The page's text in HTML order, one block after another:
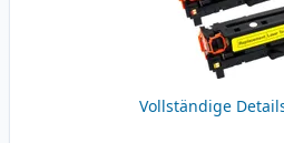
Vollständige